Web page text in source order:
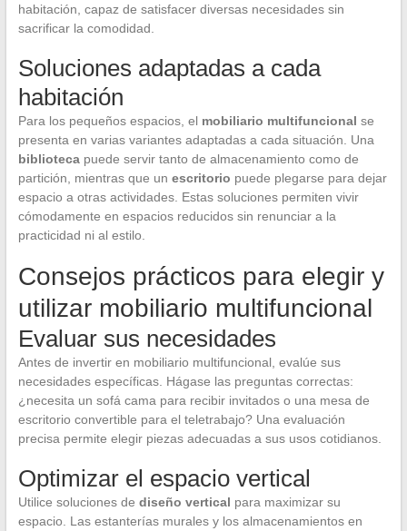
habitación, capaz de satisfacer diversas necesidades sin
sacrificar la comodidad.
Soluciones adaptadas a cada
habitación
Para los pequeños espacios, el mobiliario multifuncional se
presenta en varias variantes adaptadas a cada situación. Una
bibliotecapuede servir tanto de almacenamiento como de
partición, mientras que un escritorio puede plegarse para dejar
espacio a otras actividades. Estas soluciones permiten vivir
cómodamente en espacios reducidos sin renunciar a la
practicidad ni al estilo.
Consejos prácticos para elegir y
utilizar mobiliario multifuncional
Evaluar sus necesidades
Antes de invertir en mobiliario multifuncional, evalúe sus
necesidades específicas. Hágase las preguntas correctas:
¿necesita un sofá cama para recibir invitados o una mesa de
escritorio convertible para el teletrabajo? Una evaluación
precisa permite elegir piezas adecuadas a sus usos cotidianos.
Optimizar el espacio vertical
Utilice soluciones de diseño vertical para maximizar su
espacio. Las estanterías murales y los almacenamientos en